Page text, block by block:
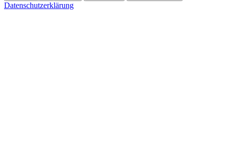
Datenschutzerklärung